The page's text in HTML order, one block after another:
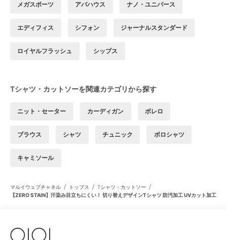
メガスポーツ アバハウス ナノ・ユニバース
エディフィス シフォン ジャーナルスタンダード
ロイヤルフラッシュ シップス
Tシャツ・カットソーを関連カテゴリから探す
ニット・セーター カーディガン ボレロ
ブラウス シャツ チュニック ポロシャツ
キャミソール
マルイウェブチャネル / トップス / Tシャツ・カットソー /
【ZERO STAIN】汗染み目立ちにくい！ 切り替えデザインTシャツ 防汚加工 UVカット加工